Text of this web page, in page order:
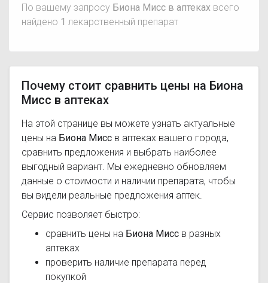
По вашему запросу Биона Мисс в аптеках всего
найдено 1 лекарственный препарат
Почему стоит сравнить цены на Биона
Мисс в аптеках
На этой странице вы можете узнать актуальные
цены на Биона Мисс в аптеках вашего города,
сравнить предложения и выбрать наиболее
выгодный вариант. Мы ежедневно обновляем
данные о стоимости и наличии препарата, чтобы
вы видели реальные предложения аптек.
Сервис позволяет быстро:
сравнить цены на Биона Мисс в разных
аптеках
проверить наличие препарата перед
покупкой